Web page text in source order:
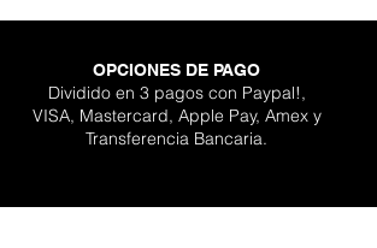
OPCIONES DE PAGO
Dividido en 3 pagos con Paypal!,
VISA, Mastercard, Apple Pay, Amex y
Transferencia Bancaria.